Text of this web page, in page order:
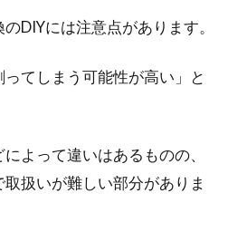
DIYには注意点があります。
てしまう可能性が高い」と
よって違いはあるものの、
扱いが難しい部分がありま